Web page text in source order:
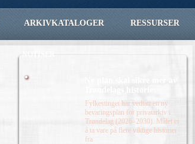
ARKIVKATALOGER RESSURSER
Fylkestinget har vedtatt en ny
bevaringsplan for privatarkiv i
Trøndelag (2026–2030). Målet er
å ta vare på flere viktige historier
fra